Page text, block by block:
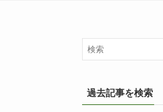
過去記事を検索